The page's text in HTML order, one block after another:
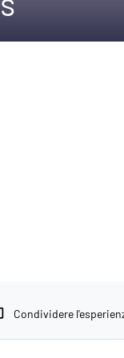
Condividere